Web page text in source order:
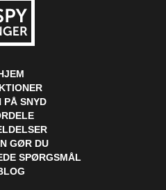
PÅ SNYD
GØR DU
SPØRGSMÅL